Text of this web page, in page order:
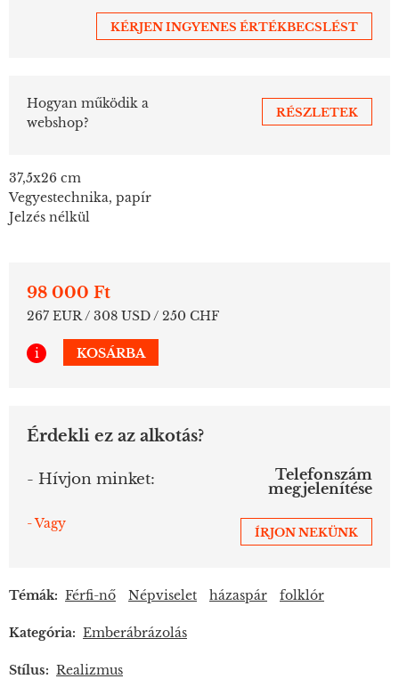
KÉRJEN INGYENES ÉRTÉKBECSLÉST
Hogyan működik a
webshop?
RÉSZLETEK
37,5x26 cm
Vegyestechnika, papír
Jelzés nélkül
98 000 Ft
267 EUR / 308 USD / 250 CHF
i KOSÁRBA
Érdekli ez az alkotás?
- Hívjon minket:
Telefonszám
megjelenítése
- Vagy
ÍRJON NEKÜNK
Témák: Férfi-nő Népviselet házaspár folklór
Kategória: Emberábrázolás
Stílus: Realizmus